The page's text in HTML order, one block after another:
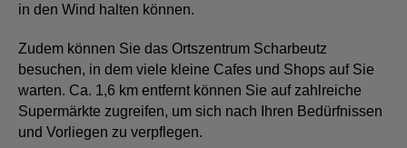
in den Wind halten können.
Zudem können Sie das Ortszentrum Scharbeutz
besuchen, in dem viele kleine Cafes und Shops auf Sie
warten. Ca. 1,6 km entfernt können Sie auf zahlreiche
Supermärkte zugreifen, um sich nach Ihren Bedürfnissen
und Vorliegen zu verpflegen.